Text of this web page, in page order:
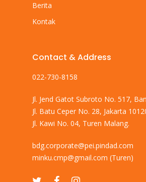
Berita
Kontak
Contact & Address
022-730-8158
Jl. Jend Gatot Subroto No. 517,
Jl. Batu Ceper No. 28, Jakarta
Jl. Kawi No. 04, Turen Malang.
bdg.corporate@pei.pindad.com
minku.cmp@gmail.com (Turen)